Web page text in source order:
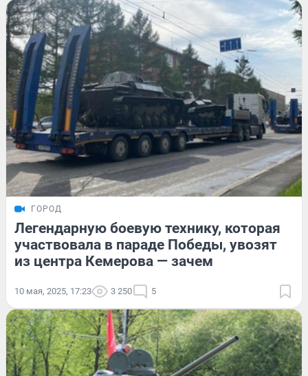
ГОРОД
Легендарную боевую технику, которая
участвовала в параде Победы, увозят
из центра Кемерова — зачем
10 мая, 2025, 17:23 3 250 5